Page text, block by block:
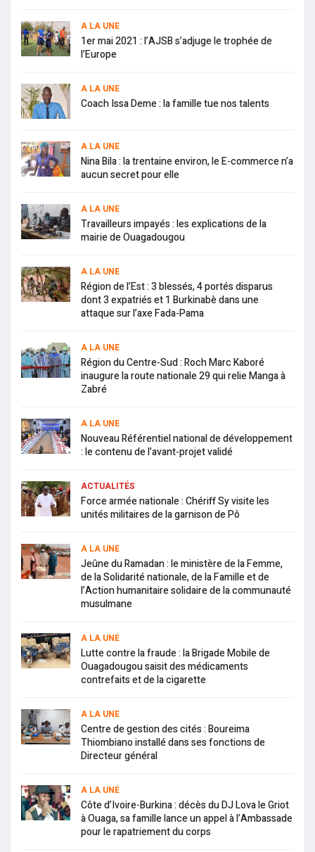
A LA UNE
1er mai 2021 : l’AJSB s’adjuge le trophée de
l’Europe
A LA UNE
Coach Issa Deme : la famille tue nos talents
A LA UNE
Nina Bila : la trentaine environ, le E-commerce n’a
aucun secret pour elle
A LA UNE
Travailleurs impayés : les explications de la
mairie de Ouagadougou
A LA UNE
Région de l’Est : 3 blessés, 4 portés disparus
dont 3 expatriés et 1 Burkinabè dans une
attaque sur l’axe Fada-Pama
A LA UNE
Région du Centre-Sud : Roch Marc Kaboré
inaugure la route nationale 29 qui relie Manga à
Zabré
A LA UNE
Nouveau Référentiel national de développement
: le contenu de l’avant-projet validé
ACTUALITÉS
Force armée nationale : Chériff Sy visite les
unités militaires de la garnison de Pô
A LA UNE
Jeûne du Ramadan : le ministère de la Femme,
de la Solidarité nationale, de la Famille et de
l’Action humanitaire solidaire de la communauté
musulmane
A LA UNE
Lutte contre la fraude : la Brigade Mobile de
Ouagadougou saisit des médicaments
contrefaits et de la cigarette
A LA UNE
Centre de gestion des cités : Boureima
Thiombiano installé dans ses fonctions de
Directeur général
A LA UNE
Côte d’Ivoire-Burkina : décès du DJ Lova le Griot
à Ouaga, sa famille lance un appel à l’Ambassade
pour le rapatriement du corps